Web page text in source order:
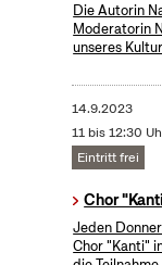
Die Autorin
Moderatorin
unseres
14.9.2023
11 bis 12:30
Eintritt frei
Chor
Jeden
Chor "Kanti"